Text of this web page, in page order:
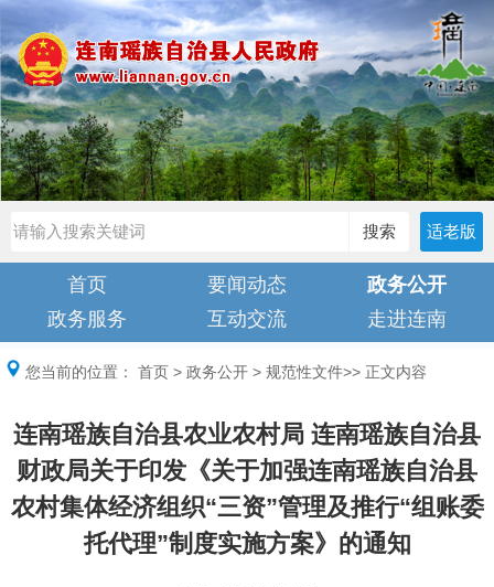
搜索 适老版
首页 要闻动态
政务公开
政务服务
互动交流 走进连南
您当前的位置： 首页 > 政务公开 > 规范性文件>> 正文内容
连南瑶族自治县农业农村局 连南瑶族自治县
财政局关于印发《关于加强连南瑶族自治县
农村集体经济组织“三资”管理及推行“组账委
托代理”制度实施方案》的通知